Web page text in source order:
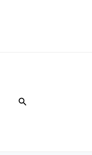
البحث